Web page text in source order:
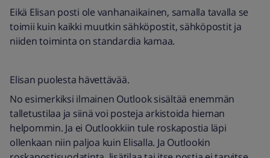
Eikä Elisan posti ole vanhanaikainen, samalla tavalla se
toimii kuin kaikki muutkin sähköpostit, sähköpostit ja
niiden toiminta on standardia kamaa.
Elisan puolesta hävettävää.
No esimerkiksi ilmainen Outlook sisältää enemmän
talletustilaa ja siinä voi posteja arkistoida hieman
helpommin. Ja ei Outlookkiin tule roskapostia läpi
ollenkaan niin paljoa kuin Elisalla. Ja Outlookin